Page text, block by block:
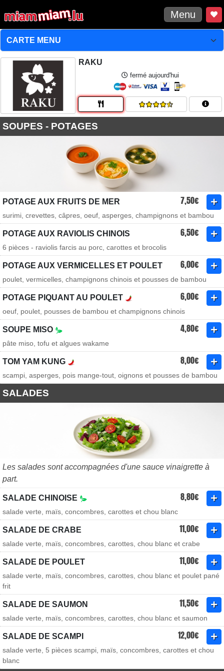
Menu
RAKU
fermé aujourd'hui
SOUPES - POTAGES
POTAGE AUX FRUITS DE MER 7,50€
surimi, crevettes, câpres, oeuf, asperges, champignons et bambou
POTAGE AUX RAVIOLIS CHINOIS 6,50€
6 pièces - raviolis farcis au porc, carottes et brocolis
POTAGE AUX VERMICELLES ET POULET 6,00€
poulet, vermicelles, champignons chinois et pousses de bambou
POTAGE PIQUANT AU POULET 6,00€
oeuf, poulet, pousses de bambou et champignons chinois
SOUPE MISO 4,80€
pâte miso, tofu et algues wakame
TOM YAM KUNG 8,00€
scampi, asperges, pois mange-tout, oignons et pousses de bambou
SALADES
Les salades sont accompagnées d'une sauce vinaigrette à
part.
SALADE CHINOISE 8,80€
salade verte, maïs, concombres, carottes et chou blanc
SALADE DE CRABE 11,00€
salade verte, maïs, concombres, carottes, chou blanc et crabe
SALADE DE POULET 11,00€
salade verte, maïs, concombres, carottes, chou blanc et poulet pané
frit
SALADE DE SAUMON 11,50€
salade verte, maïs, concombres, carottes, chou blanc et saumon
SALADE DE SCAMPI 12,00€
salade verte, 5 pièces scampi, maïs, concombres, carottes et chou
blanc